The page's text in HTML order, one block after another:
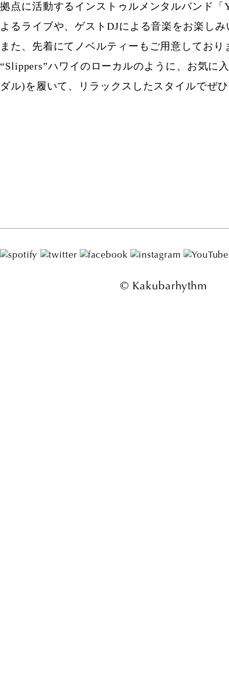
拠点に活動するインストゥルメンタルバンド「
よるライブや、ゲストDJによる音楽をお楽し
また、先着にてノベルティーもご用意しており
“Slippers”ハワイのローカルのように、お気に
ダル)を履いて、リラックスしたスタイルでぜ
© Kakubarhythm